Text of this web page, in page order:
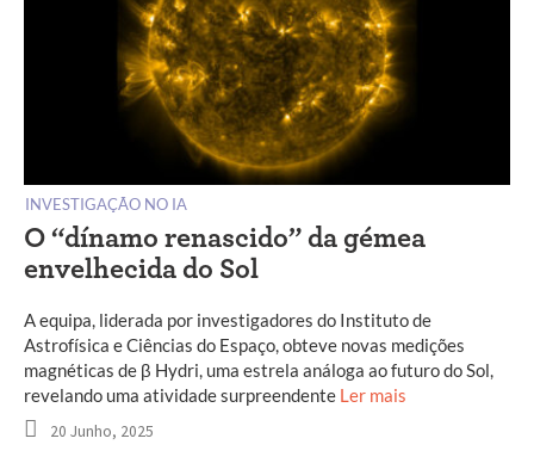
INVESTIGAÇÃO NO IA
O “dínamo renascido” da gémea
envelhecida do Sol
A equipa, liderada por investigadores do Instituto de
Astrofísica e Ciências do Espaço, obteve novas medições
magnéticas de β Hydri, uma estrela análoga ao futuro do Sol,
revelando uma atividade surpreendente Ler mais
20 Junho, 2025